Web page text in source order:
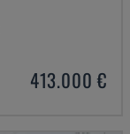
413.000 €